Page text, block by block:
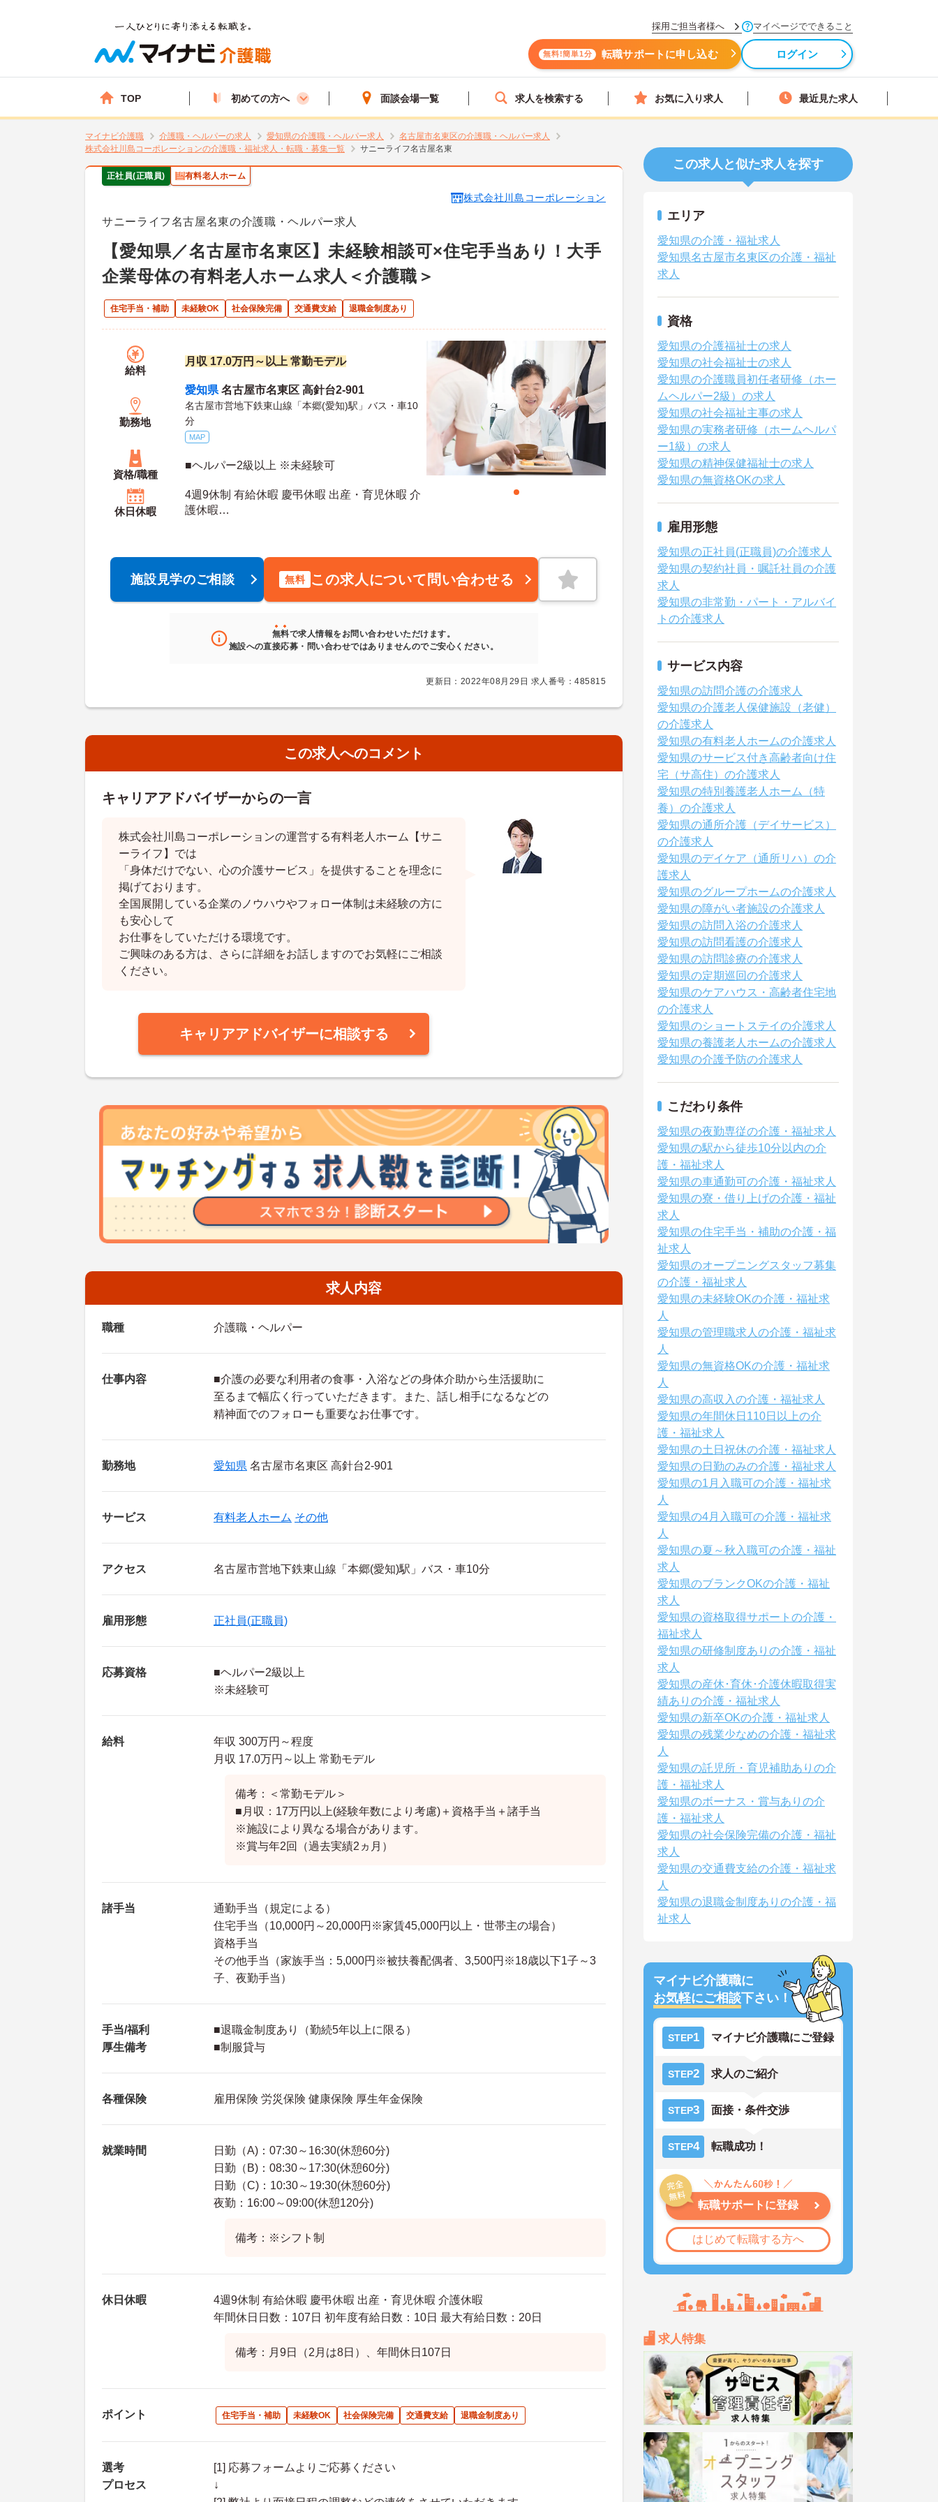
採用ご担当者様へ マイページでできること
無料!簡単1分 転職サポートに申し込む ログイン
TOP 初めての方へ 面談会場一覧 求人を検索する お気に入り求人 最近見た求人
マイナビ介護職 介護職・ヘルパーの求人 愛知県の介護職・ヘルパー求人
名古屋市名東区の介護職・ヘルパー求人
株式会社川島コーポレーションの介護職・福祉求人・転職・募集一覧
サニーライフ名古屋名東
正社員(正職員) 有料老人ホーム
株式会社川島コーポレーション
サニーライフ名古屋名東の介護職・ヘルパー求人
【愛知県／名古屋市名東区】未経験相談可×住宅手当あり！大手
企業母体の有料老人ホーム求人＜介護職＞
住宅手当・補助 未経験OK 社会保険完備 交通費支給 退職金制度あり
給料
月収 17.0万円～以上 常勤モデル
勤務地
愛知県 名古屋市名東区 高針台2-901
名古屋市営地下鉄東山線「本郷(愛知)駅」バス・車10
分
MAP
資格/職種
■ヘルパー2級以上 ※未経験可
休日休暇
4週9休制 有給休暇 慶弔休暇 出産・育児休暇 介
護休暇
施設見学のご相談 無料 この求人について問い合わせる
無料で求人情報をお問い合わせいただけます。
施設への直接応募・問い合わせではありませんのでご安心ください。
更新日：2022年08月29日 求人番号：485815
この求人へのコメント
キャリアアドバイザーからの一言
株式会社川島コーポレーションの運営する有料老人ホーム【サニ
ーライフ】では
「身体だけでない、心の介護サービス」を提供することを理念に
掲げております。
全国展開している企業のノウハウやフォロー体制は未経験の方に
も安心して
お仕事をしていただける環境です。
ご興味のある方は、さらに詳細をお話しますのでお気軽にご相談
ください。
キャリアアドバイザーに相談する
求人内容
職種 介護職・ヘルパー
仕事内容
■介護の必要な利用者の食事・入浴などの身体介助から生活援助に
至るまで幅広く行っていただきます。また、話し相手になるなどの
精神面でのフォローも重要なお仕事です。
勤務地 愛知県 名古屋市名東区 高針台2-901
サービス 有料老人ホーム その他
アクセス 名古屋市営地下鉄東山線「本郷(愛知)駅」バス・車10分
雇用形態 正社員(正職員)
応募資格
■ヘルパー2級以上
※未経験可
給料
年収 300万円～程度
月収 17.0万円～以上 常勤モデル
備考：＜常勤モデル＞
■月収：17万円以上(経験年数により考慮)＋資格手当＋諸手当
※施設により異なる場合があります。
※賞与年2回（過去実績2ヵ月）
諸手当
通勤手当（規定による）
住宅手当（10,000円～20,000円※家賃45,000円以上・世帯主の場合）
資格手当
その他手当（家族手当：5,000円※被扶養配偶者、3,500円※18歳以下1子～3
子、夜勤手当）
手当/福利
厚生備考
■退職金制度あり（勤続5年以上に限る）
■制服貸与
各種保険 雇用保険 労災保険 健康保険 厚生年金保険
就業時間
日勤（A)：07:30～16:30(休憩60分)
日勤（B)：08:30～17:30(休憩60分)
日勤（C)：10:30～19:30(休憩60分)
夜勤：16:00～09:00(休憩120分)
備考：※シフト制
休日休暇
4週9休制 有給休暇 慶弔休暇 出産・育児休暇 介護休暇
年間休日日数：107日 初年度有給日数：10日 最大有給日数：20日
備考：月9日（2月は8日）、年間休日107日
ポイント 住宅手当・補助 未経験OK 社会保険完備 交通費支給 退職金制度あり
選考
プロセス
[1] 応募フォームよりご応募ください
↓
この求人と似た求人を探す
エリア
愛知県の介護・福祉求人
愛知県名古屋市名東区の介護・福祉
求人
資格
愛知県の介護福祉士の求人
愛知県の社会福祉士の求人
愛知県の介護職員初任者研修（ホー
ムヘルパー2級）の求人
愛知県の社会福祉主事の求人
愛知県の実務者研修（ホームヘルパ
ー1級）の求人
愛知県の精神保健福祉士の求人
愛知県の無資格OKの求人
雇用形態
愛知県の正社員(正職員)の介護求人
愛知県の契約社員・嘱託社員の介護
求人
愛知県の非常勤・パート・アルバイ
トの介護求人
サービス内容
愛知県の訪問介護の介護求人
愛知県の介護老人保健施設（老健）
の介護求人
愛知県の有料老人ホームの介護求人
愛知県のサービス付き高齢者向け住
宅（サ高住）の介護求人
愛知県の特別養護老人ホーム（特
養）の介護求人
愛知県の通所介護（デイサービス）
の介護求人
愛知県のデイケア（通所リハ）の介
護求人
愛知県のグループホームの介護求人
愛知県の障がい者施設の介護求人
愛知県の訪問入浴の介護求人
愛知県の訪問看護の介護求人
愛知県の訪問診療の介護求人
愛知県の定期巡回の介護求人
愛知県のケアハウス・高齢者住宅地
の介護求人
愛知県のショートステイの介護求人
愛知県の養護老人ホームの介護求人
愛知県の介護予防の介護求人
こだわり条件
愛知県の夜勤専従の介護・福祉求人
愛知県の駅から徒歩10分以内の介
護・福祉求人
愛知県の車通勤可の介護・福祉求人
愛知県の寮・借り上げの介護・福祉
求人
愛知県の住宅手当・補助の介護・福
祉求人
愛知県のオープニングスタッフ募集
の介護・福祉求人
愛知県の未経験OKの介護・福祉求
人
愛知県の管理職求人の介護・福祉求
人
愛知県の無資格OKの介護・福祉求
人
愛知県の高収入の介護・福祉求人
愛知県の年間休日110日以上の介
護・福祉求人
愛知県の土日祝休の介護・福祉求人
愛知県の日勤のみの介護・福祉求人
愛知県の1月入職可の介護・福祉求
人
愛知県の4月入職可の介護・福祉求
人
愛知県の夏～秋入職可の介護・福祉
求人
愛知県のブランクOKの介護・福祉
求人
愛知県の資格取得サポートの介護・
福祉求人
愛知県の研修制度ありの介護・福祉
求人
愛知県の産休･育休･介護休暇取得実
績ありの介護・福祉求人
愛知県の新卒OKの介護・福祉求人
愛知県の残業少なめの介護・福祉求
人
愛知県の託児所・育児補助ありの介
護・福祉求人
愛知県のボーナス・賞与ありの介
護・福祉求人
愛知県の社会保険完備の介護・福祉
求人
愛知県の交通費支給の介護・福祉求
人
愛知県の退職金制度ありの介護・福
祉求人
マイナビ介護職に
お気軽にご相談下さい！
STEP1 マイナビ介護職にご登録
STEP2 求人のご紹介
STEP3 面接・条件交渉
STEP4 転職成功！
転職サポートに登録
はじめて転職する方へ
求人特集